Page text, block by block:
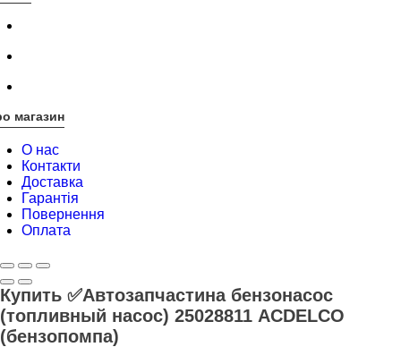
магазин
О нас
Контакти
Доставка
Гарантія
Повернення
Оплата
Купить ✅Автозапчастина бензонасос
(топливный насос) 25028811 ACDELCO
(бензопомпа)